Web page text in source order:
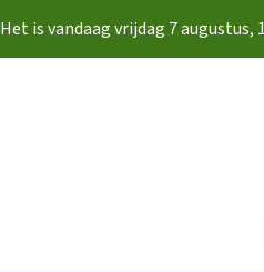
Het is vandaagvrijdag 7 augustus,